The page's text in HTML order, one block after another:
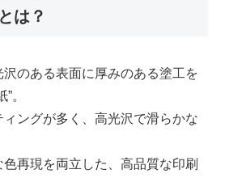
は？
のある表面に厚みのある塗工を
。
ングが多く、高光沢で滑らかな
再現を両立した、高品質な印刷